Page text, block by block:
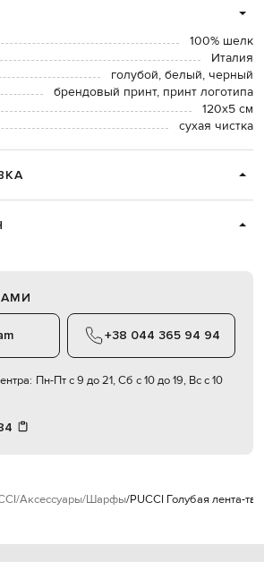
100% шелк
Италия
голубой, белый, черный
брендовый принт, принт логотипа
120х5 см
сухая чистка
+38 044 365 94 94
Пн-Пт с 9 до 21, Сб с 10 до 19, Вс с 10
Аксессуары Шарфы PUCCI Голубая лента-